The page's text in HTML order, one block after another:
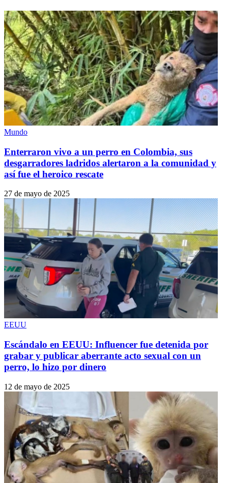
Mundo
Enterraron vivo a un perro en Colombia, sus
desgarradores ladridos alertaron a la comunidad y
así fue el heroico rescate
27 de mayo de 2025
EEUU
Escándalo en EEUU: Influencer fue detenida por
grabar y publicar aberrante acto sexual con un
perro, lo hizo por dinero
12 de mayo de 2025